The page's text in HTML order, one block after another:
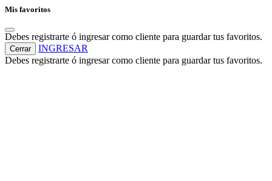
Mis favoritos
Debes registrarte ó ingresar como cliente para guardar tus favoritos.
Cerrar
INGRESAR
Debes registrarte ó ingresar como cliente para guardar tus favoritos.